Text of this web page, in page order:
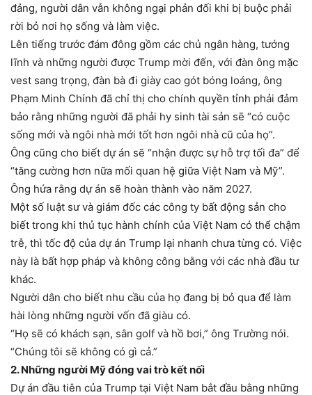
đảng, người dân vẫn không ngại phản đối khi bị buộc phải
rời bỏ nơi họ sống và làm việc.
Lên tiếng trước đám đông gồm các chủ ngân hàng, tướng
lĩnh và những người được Trump mời đến, với đàn ông mặc
vest sang trọng, đàn bà đi giày cao gót bóng loáng, ông
Phạm Minh Chính đã chỉ thị cho chính quyền tỉnh phải đảm
bảo rằng những người đã phải hy sinh tài sản sẽ “có cuộc
sống mới và ngôi nhà mới tốt hơn ngôi nhà cũ của họ”.
Ông cũng cho biết dự án sẽ “nhận được sự hỗ trợ tối đa” để
“tăng cường hơn nữa mối quan hệ giữa Việt Nam và Mỹ”.
Ông hứa rằng dự án sẽ hoàn thành vào năm 2027.
Một số luật sư và giám đốc các công ty bất động sản cho
biết trong khi thủ tục hành chính của Việt Nam có thể chậm
trễ, thì tốc độ của dự án Trump lại nhanh chưa từng có. Việc
này là bất hợp pháp và không công bằng với các nhà đầu tư
khác.
Người dân cho biết nhu cầu của họ đang bị bỏ qua để làm
hài lòng những người vốn đã giàu có.
“Họ sẽ có khách sạn, sân golf và hồ bơi,” ông Trường nói.
“Chúng tôi sẽ không có gì cả.”
2. Những người Mỹ đóng vai trò kết nối
Dự án đầu tiên của Trump tại Việt Nam bắt đầu bằng những